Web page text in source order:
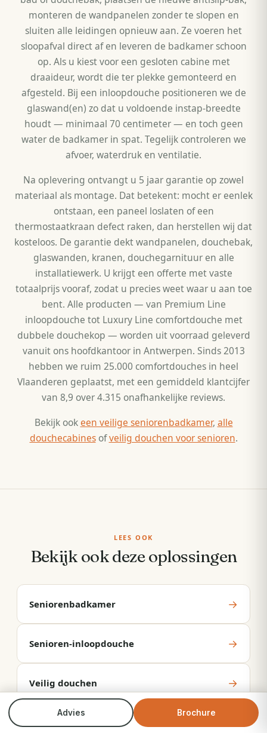
Advies Brochure
monteren de wandpanelen zonder te slopen en
sluiten alle leidingen opnieuw aan. Ze voeren het
sloopafval direct af en leveren de badkamer schoon
op. Als u kiest voor een gesloten cabine met
draaideur, wordt die ter plekke gemonteerd en
afgesteld. Bij een inloopdouche positioneren we de
glaswand(en) zo dat u voldoende instap-breedte
houdt — minimaal 70 centimeter — en toch geen
water de badkamer in spat. Tegelijk controleren we
afvoer, waterdruk en ventilatie.
Na oplevering ontvangt u 5 jaar garantie op zowel
materiaal als montage. Dat betekent: mocht er eenlek
ontstaan, een paneel loslaten of een
thermostaatkraan defect raken, dan herstellen wij dat
kosteloos. De garantie dekt wandpanelen, douchebak,
glaswanden, kranen, douchegarnituur en alle
installatiewerk. U krijgt een offerte met vaste
totaalprijs vooraf, zodat u precies weet waar u aan toe
bent. Alle producten — van Premium Line
inloopdouche tot Luxury Line comfortdouche met
dubbele douchekop — worden uit voorraad geleverd
vanuit ons hoofdkantoor in Antwerpen. Sinds 2013
hebben we ruim 25.000 comfortdouches in heel
Vlaanderen geplaatst, met een gemiddeld klantcijfer
van 8,9 over 4.315 onafhankelijke reviews.
Bekijk ookeen veilige seniorenbadkamer, alle
douchecabinesofveilig douchen voor senioren.
LEES OOK
Bekijk ook deze oplossingen
Seniorenbadkamer →
Senioren-inloopdouche →
Veilig douchen →
Bel direct Brochure